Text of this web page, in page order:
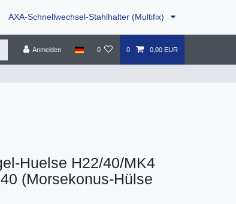
AXA-Schnellwechsel-Stahlhalter (Multifix)
Anmelden 0 0 0,00 EUR
Huelse H22/40/MK4
(Morsekonus-Hülse